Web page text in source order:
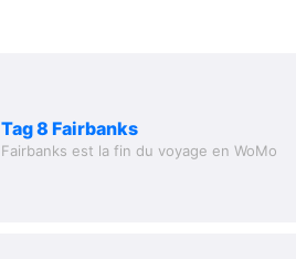
Tag 8 Fairbanks
Fairbanks est la fin du voyage en WoMo